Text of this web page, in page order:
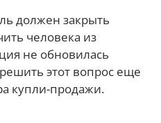
должен закрыть
человека из
не обновилась
этот вопрос еще
купли-продажи.